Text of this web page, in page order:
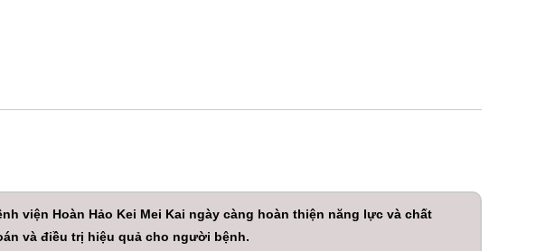
viện Hoàn Hảo Kei Mei Kai ngày càng hoàn thiện năng lực và chất
và điều trị hiệu quả cho người bệnh.